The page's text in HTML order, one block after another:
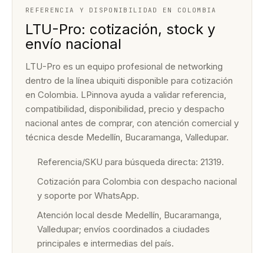
REFERENCIA Y DISPONIBILIDAD EN COLOMBIA
LTU-Pro: cotización, stock y
envío nacional
LTU-Pro es un equipo profesional de networking
dentro de la línea ubiquiti disponible para cotización
en Colombia. LPinnova ayuda a validar referencia,
compatibilidad, disponibilidad, precio y despacho
nacional antes de comprar, con atención comercial y
técnica desde Medellín, Bucaramanga, Valledupar.
Referencia/SKU para búsqueda directa: 21319.
Cotización para Colombia con despacho nacional
y soporte por WhatsApp.
Atención local desde Medellín, Bucaramanga,
Valledupar; envíos coordinados a ciudades
principales e intermedias del país.